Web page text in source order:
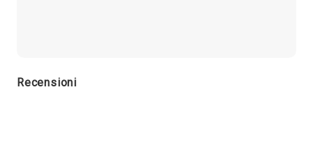
Recensioni